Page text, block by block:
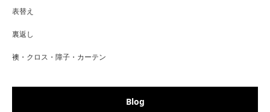
表替え
裏返し
襖・クロス・障子・カーテン
Blog